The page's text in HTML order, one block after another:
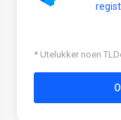
* Utelukker noen